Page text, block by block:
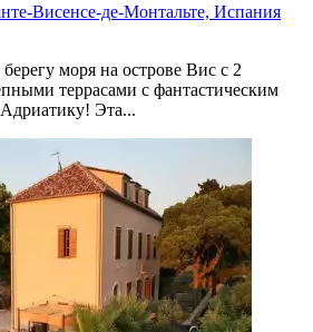
Висенсе-де-Монтальте, Испания
моря на острове Вис с 2
террасами с фантастическим
Эта...